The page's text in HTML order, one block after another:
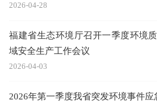
2026-04-28
福建省生态环境厅召开一季度环境
域安全生产工作会议
2026-04-03
2026年第一季度我省突发环境事件